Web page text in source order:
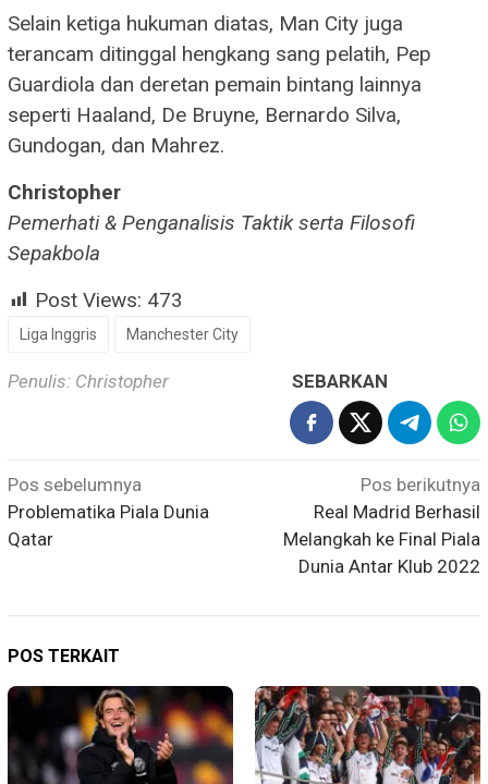
Selain ketiga hukuman diatas, Man City juga
terancam ditinggal hengkang sang pelatih, Pep
Guardiola dan deretan pemain bintang lainnya
seperti Haaland, De Bruyne, Bernardo Silva,
Gundogan, dan Mahrez.
Christopher
Pemerhati & Penganalisis Taktik serta Filosofi
Sepakbola
Post Views: 473
Liga Inggris Manchester City
Penulis: Christopher SEBARKAN
Navigasi
pos
Pos sebelumnya
Problematika Piala Dunia
Qatar
Pos berikutnya
Real Madrid Berhasil
Melangkah ke Final Piala
Dunia Antar Klub 2022
POS TERKAIT